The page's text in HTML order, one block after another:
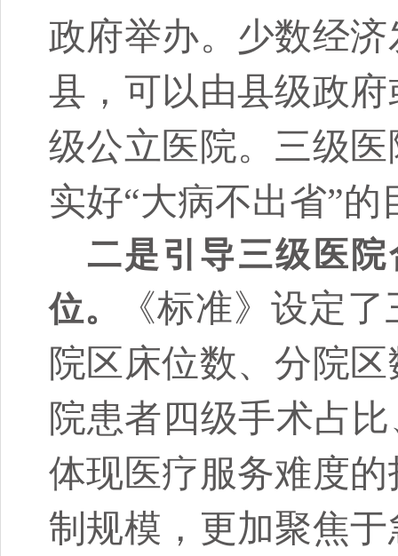
政府举办。少数经
县，可以由县级政
级公立医院。三级
实好“大病不出省”的
二是引导三级医
位。
《标准》设定
院区床位数、分院
院患者四级手术占
体现医疗服务难度
制规模，更加聚焦